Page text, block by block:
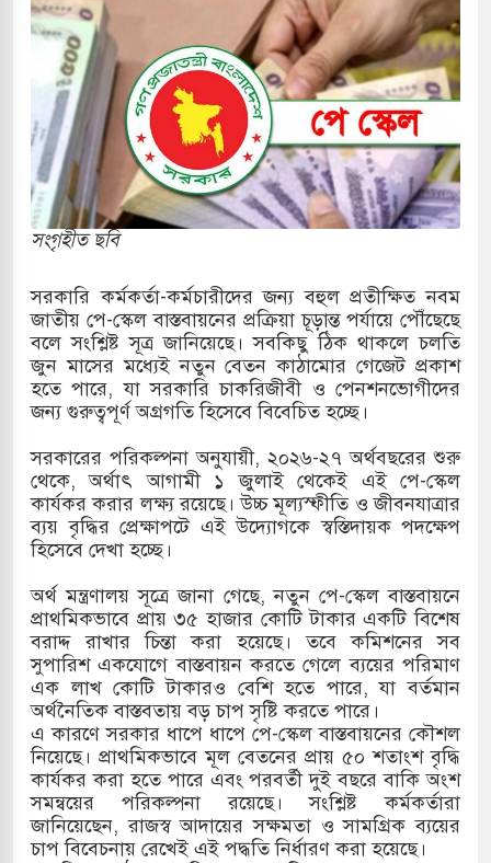
জাদুঘর নতুন বাংলাদেশের পথচলার কেন্দ্র হবে: ড.
বিভিন্ন খাতে সৌদির বিনিয়োগের আহবান প্রধানমন্ত্রীর
হামলায় ছাত্রদল ও ছাত্রলীগের আচরণ ইসরায়েলের
পথে ইসরায়েলীরা,হাতছাড়ার ঝুঁকিতে জরুরি
পাহাড়ি ঢলে ফুঁসে উঠেছে তিস্তা
মুক্তির দাবিতে পাকিস্তানজুড়ে পিটিআইয়ের আজ
কোরিয়ার ক্ষেপণাস্ত্র ইউনিট মোতায়েন করা হয়েছে:
ইয়েমেন উপকূলে হামলার শিকার ভারতীয় জাহাজ
পর্যালোচনায় পোশাক রপ্তানিতে দ্বিতীয় স্থানে বাংলাদেশ
জুলাই গণঅভ্যুত্থান দিবস
একমাত্র আসামি অবসরপ্রাপ্ত সেনাসদস্য জামিনে
সংগৃহীত ছবি
সরকারি কর্মকর্তা-কর্মচারীদের জন্য বহুল প্রতীক্ষিত নবম
জাতীয় পে-স্কেল বাস্তবায়নের প্রক্রিয়া চূড়ান্ত পর্যায়ে পৌঁছেছে
বলে সংশ্লিষ্ট সূত্র জানিয়েছে। সবকিছু ঠিক থাকলে চলতি
জুন মাসের মধ্যেই নতুন বেতন কাঠামোর গেজেট প্রকাশ
হতে পারে, যা সরকারি চাকরিজীবী ও পেনশনভোগীদের
জন্য গুরুত্বপূর্ণ অগ্রগতি হিসেবে বিবেচিত হচ্ছে।
সরকারের পরিকল্পনা অনুযায়ী, ২০২৬-২৭ অর্থবছরের শুরু
থেকে, অর্থাৎ আগামী ১ জুলাই থেকেই এই পে-স্কেল
কার্যকর করার লক্ষ্য রয়েছে। উচ্চ মূল্যস্ফীতি ও জীবনযাত্রার
ব্যয় বৃদ্ধির প্রেক্ষাপটে এই উদ্যোগকে স্বস্তিদায়ক পদক্ষেপ
হিসেবে দেখা হচ্ছে।
অর্থ মন্ত্রণালয় সূত্রে জানা গেছে, নতুন পে-স্কেল বাস্তবায়নে
প্রাথমিকভাবে প্রায় ৩৫ হাজার কোটি টাকার একটি বিশেষ
বরাদ্দ রাখার চিন্তা করা হয়েছে। তবে কমিশনের সব
সুপারিশ একযোগে বাস্তবায়ন করতে গেলে ব্যয়ের পরিমাণ
এক লাখ কোটি টাকারও বেশি হতে পারে, যা বর্তমান
অর্থনৈতিক বাস্তবতায় বড় চাপ সৃষ্টি করতে পারে।
এ কারণে সরকার ধাপে ধাপে পে-স্কেল বাস্তবায়নের কৌশল
নিয়েছে। প্রাথমিকভাবে মূল বেতনের প্রায় ৫০ শতাংশ বৃদ্ধি
কার্যকর করা হতে পারে এবং পরবর্তী দুই বছরে বাকি অংশ
সমন্বয়ের পরিকল্পনা রয়েছে। সংশ্লিষ্ট কর্মকর্তারা
জানিয়েছেন, রাজস্ব আদায়ের সক্ষমতা ও সামগ্রিক ব্যয়ের
চাপ বিবেচনায় রেখেই এই পদ্ধতি নির্ধারণ করা হয়েছে।